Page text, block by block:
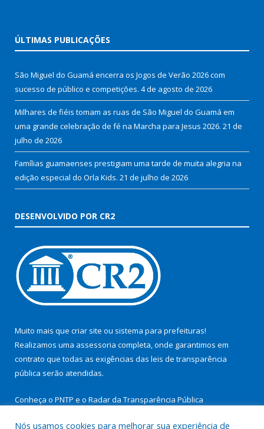
ÚLTIMAS PUBLICAÇÕES
São Miguel do Guamá encerra os Jogos de Verão 2026 com
sucesso de público e competições. 4 de agosto de 2026
Milhares de fiéis tomam as ruas de São Miguel do Guamá em
uma grande celebração de fé na Marcha para Jesus 2026. 21 de
julho de 2026
Famílias guamaenses prestigiam uma tarde de muita alegria na
edição especial do Orla Kids. 21 de julho de 2026
DESENVOLVIDO POR CR2
Muito mais que criar site ou sistema para prefeituras!
Realizamos uma assessoria completa, onde garantimos em
contrato que todas as exigências das leis de transparência
pública serão atendidas.
Conheça o PNTP e o Radar da Transparência Pública
Nós usamos cookies para melhorar sua experiência de